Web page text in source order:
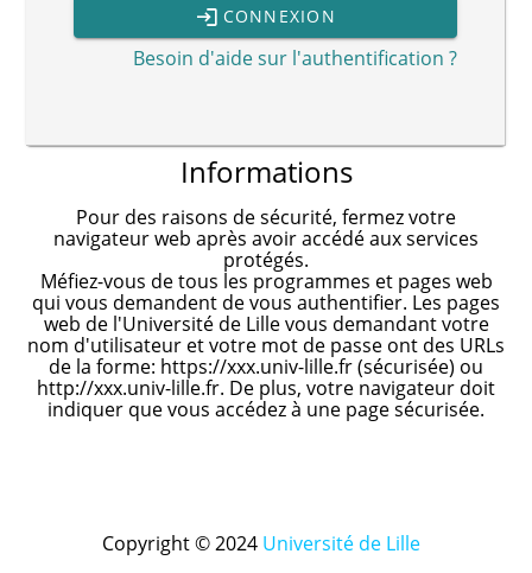
CONNEXION
Besoin d'aide sur l'authentification ?
Informations
Pour des raisons de sécurité, fermez votre
navigateur web après avoir accédé aux services
protégés.
Méfiez-vous de tous les programmes et pages web
qui vous demandent de vous authentifier. Les pages
web de l'Université de Lille vous demandant votre
nom d'utilisateur et votre mot de passe ont des URLs
de la forme: https://xxx.univ-lille.fr (sécurisée) ou
http://xxx.univ-lille.fr. De plus, votre navigateur doit
indiquer que vous accédez à une page sécurisée.
Copyright © 2024 Université de Lille